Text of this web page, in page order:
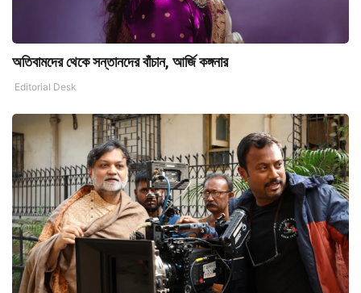
অতিবামদের থেকে সন্তানদের বাঁচান, আর্জি কঙ্গনার
Editorial Desk